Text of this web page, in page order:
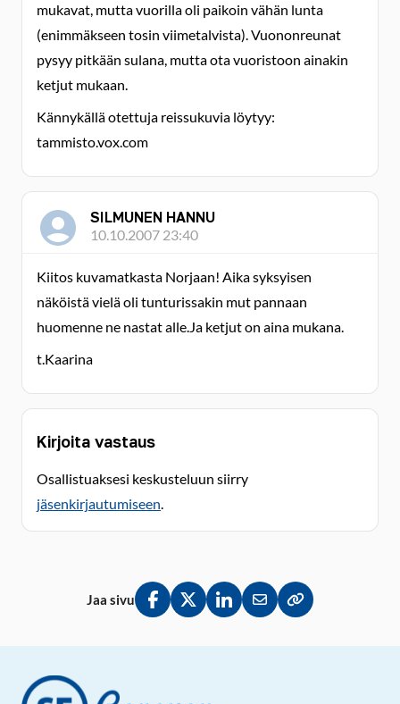
mukavat, mutta vuorilla oli paikoin vähän lunta
(enimmäkseen tosin viimetalvista). Vuononreunat
pysyy pitkään sulana, mutta ota vuoristoon ainakin
ketjut mukaan.
Kännykällä otettuja reissukuvia löytyy:
tammisto.vox.com
SILMUNEN HANNU
10.10.2007 23:40
Kiitos kuvamatkasta Norjaan! Aika syksyisen
näköistä vielä oli tunturissakin mut pannaan
huomenne ne nastat alle.Ja ketjut on aina mukana.
t.Kaarina
Kirjoita vastaus
Osallistuaksesi keskusteluun siirry
jäsenkirjautumiseen.
Jaa sivu
Jaa Facebookissa
Jaa Twitterissä
Jaa LinkedInissä
Jaa sähköpostitse
Kopioi linkki